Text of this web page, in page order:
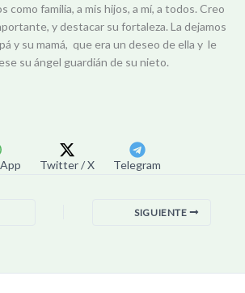
como familia, a mis hijos, a mí, a todos. Creo
y destacar su fortaleza. La dejamos
y su mamá, que era un deseo de ella y le
su ángel guardián de su nieto.
Twitter / X Telegram
SIGUIENTE